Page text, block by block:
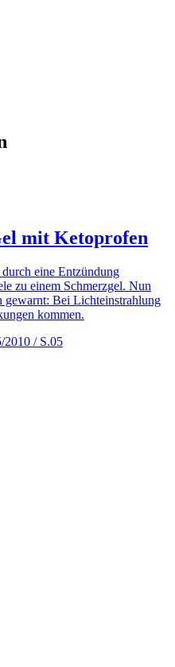
mit Ketoprofen
eine Entzündung
zu einem Schmerzgel. Nun
Bei Lichteinstrahlung
kommen.
2010 / S.05